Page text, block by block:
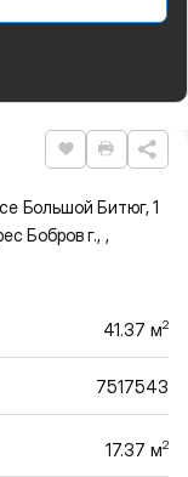
Нравится
Большой Битюг, 1
Бобров г., ,
41.37 м2
7517543
17.37 м2